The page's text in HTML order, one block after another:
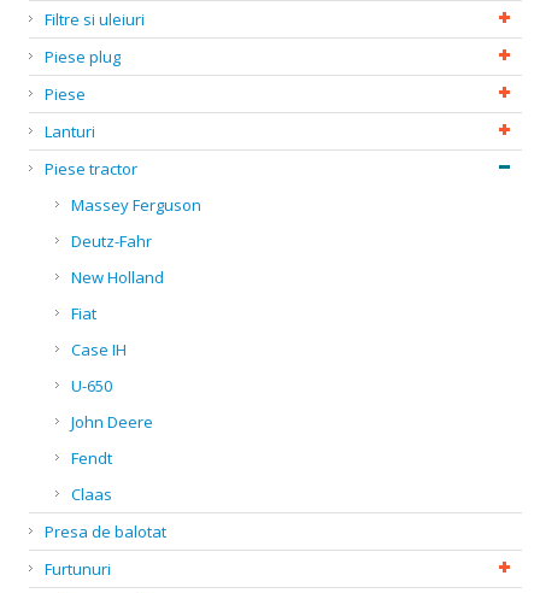
Filtre si uleiuri
Piese plug
Piese
Lanturi
Piese tractor
Massey Ferguson
Deutz-Fahr
New Holland
Fiat
Case IH
U-650
John Deere
Fendt
Claas
Presa de balotat
Furtunuri